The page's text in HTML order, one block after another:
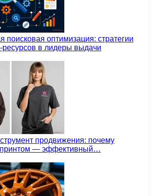
поисковая оптимизация: стратегии
в лидеры выдачи
продвижения: почему
принтом — эффективный…